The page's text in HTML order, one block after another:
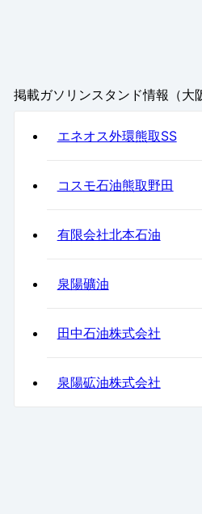
掲載ガソリンスタンド情報（大
エネオス外環熊取SS
コスモ石油熊取野田
有限会社北本石油
泉陽礦油
田中石油株式会社
泉陽砿油株式会社